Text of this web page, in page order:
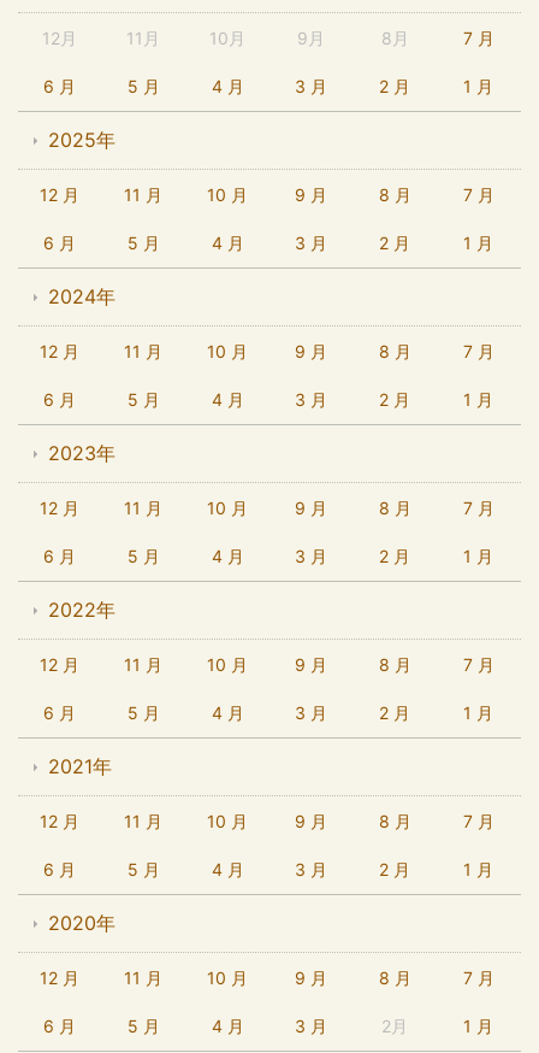
12月 11月 10月 9月 8月 7 月
6 月 5 月 4 月 3 月 2 月 1 月
2025年
12 月 11 月 10 月 9 月 8 月 7 月
6 月 5 月 4 月 3 月 2 月 1 月
2024年
12 月 11 月 10 月 9 月 8 月 7 月
6 月 5 月 4 月 3 月 2 月 1 月
2023年
12 月 11 月 10 月 9 月 8 月 7 月
6 月 5 月 4 月 3 月 2 月 1 月
2022年
12 月 11 月 10 月 9 月 8 月 7 月
6 月 5 月 4 月 3 月 2 月 1 月
2021年
12 月 11 月 10 月 9 月 8 月 7 月
6 月 5 月 4 月 3 月 2 月 1 月
2020年
12 月 11 月 10 月 9 月 8 月 7 月
6 月 5 月 4 月 3 月 2月 1 月